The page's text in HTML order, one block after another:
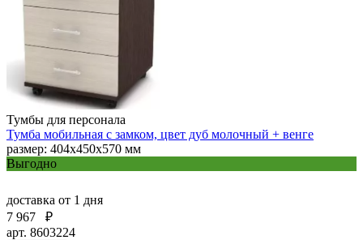
Тумбы для персонала
Тумба мобильная с замком, цвет дуб молочный + венге
размер: 404х450х570 мм
Выгодно
доставка от 1 дня
7 967
₽
арт. 8603224